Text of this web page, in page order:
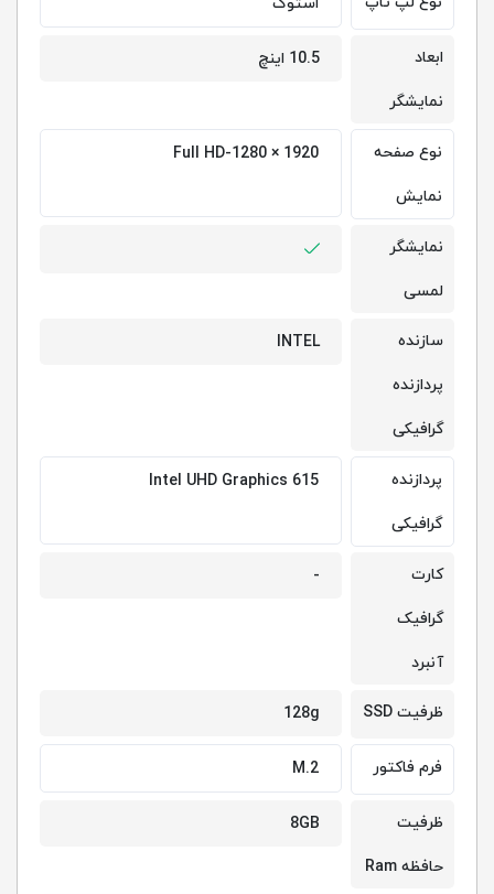
ابعاد
نمایشگر
10.5 اینچ
نوع صفحه
نمایش
Full HD-1280 × 1920
نمایشگر
لمسی
سازنده
پردازنده
گرافیکی
INTEL
پردازنده
گرافیکی
Intel UHD Graphics 615
کارت
گرافیک
آنبرد
-
ظرفیت SSD
128g
فرم فاکتور
M.2
ظرفیت
حافظه Ram
8GB